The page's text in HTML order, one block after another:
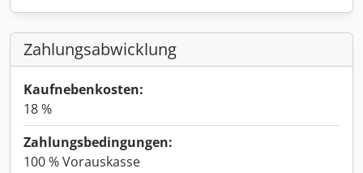
Zahlungsabwicklung
Kaufnebenkosten:
18 %
Zahlungsbedingungen:
100 % Vorauskasse